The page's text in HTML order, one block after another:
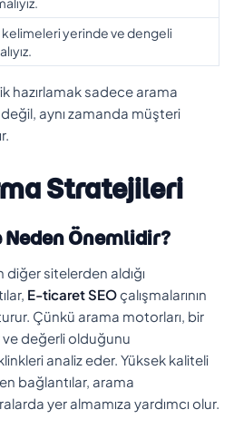
kelimeleri yerinde ve dengeli
hazırlamak sadece arama
aynı zamanda müşteri
Stratejileri
Önemlidir?
sitelerden aldığı
E-ticaret SEOçalışmalarının
Çünkü arama motorları, bir
değerli olduğunu
analiz eder. Yüksek kaliteli
bağlantılar, arama
yer almamıza yardımcı olur.